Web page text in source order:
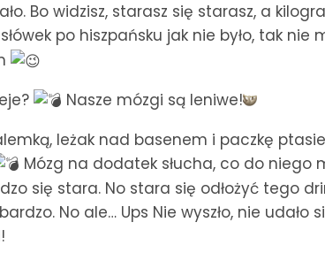
Bo widzisz, starasz się starasz, a
po hiszpańsku jak nie było, tak nie
Nasze mózgi są leniwe!
leżak nad basenem i paczkę
Mózg na dodatek słucha, co do niego
się stara. No stara się odłożyć tego
No ale… Ups Nie wyszło, nie udało